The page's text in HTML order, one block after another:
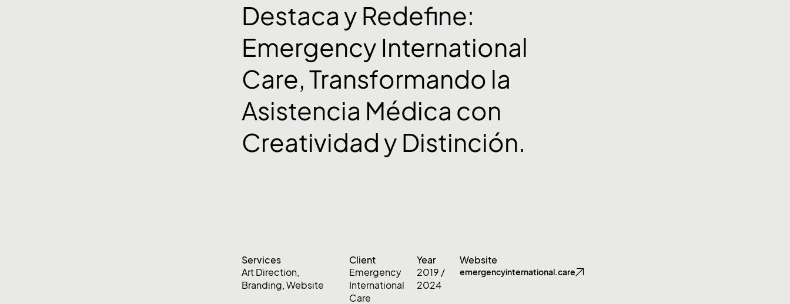
Destaca y Redefine:
Emergency International
Care, Transformando la
Asistencia Médica con
Creatividad y Distinción.
Services
Art Direction,
Branding, Website
Client
Emergency
International
Care
Year
2019 /
2024
Website
emergencyinternational.care